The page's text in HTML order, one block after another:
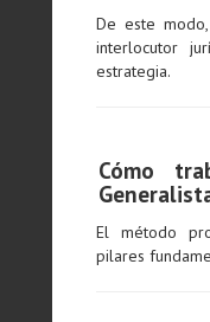
De este
interlocutor
estrategia.
Cómo
El método
pilares